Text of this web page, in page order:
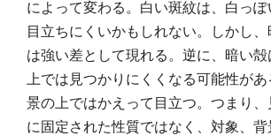
によって変わる。白い斑紋は、白っ
目立ちにくいかもしれない。しかし
は強い差として現れる。逆に、暗い
上では見つかりにくくなる可能性が
景の上ではかえって目立つ。つまり
に固定された性質ではなく、対象、